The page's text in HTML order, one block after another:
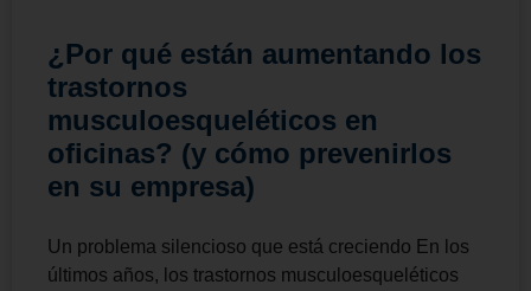
¿Por qué están aumentando los
trastornos
musculoesqueléticos en
oficinas? (y cómo prevenirlos
en su empresa)
Un problema silencioso que está creciendo En los
últimos años, los trastornos musculoesqueléticos